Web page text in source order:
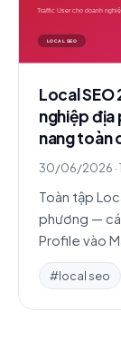
Local
nghiệp địa
nang toàn
30/06/2026 ·
Toàn tập
phương —
Profile vào
theo quận,
#local seo